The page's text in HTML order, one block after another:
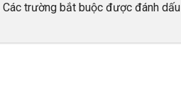
Các trường bắt buộc được đánh dấu